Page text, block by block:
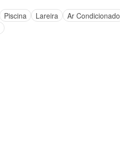
Piscina Lareira
Ar Condicionado